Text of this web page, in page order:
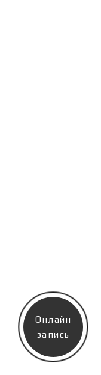
Онлайн
запись